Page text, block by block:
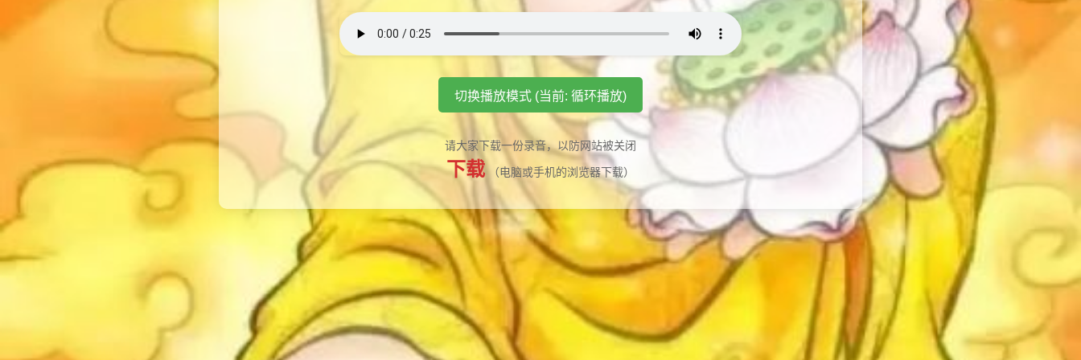
切换播放模式 (当前: 循环播放)
请大家下载一份录音，以防网站被关闭
下载 （电脑或手机的浏览器下载）